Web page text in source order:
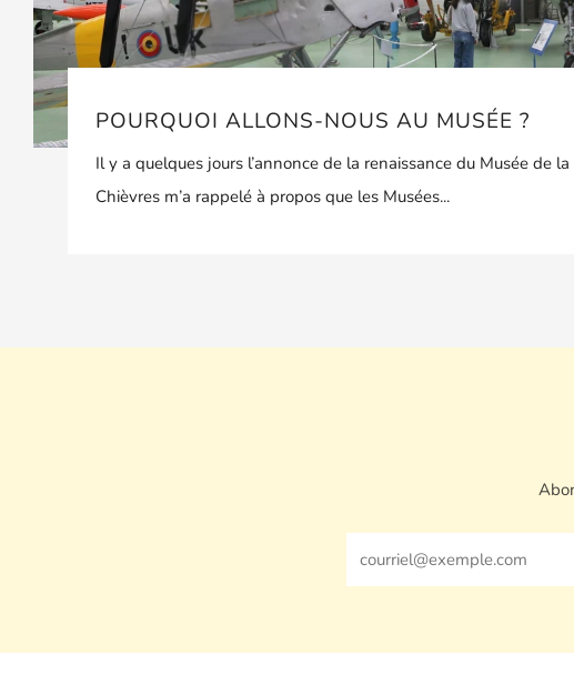
POURQUOI ALLONS-NOUS AU MUSÉE ?
Il y a quelques jours l’annonce de la renaissance du Musée de
Chièvres m’a rappelé à propos que les Musées...